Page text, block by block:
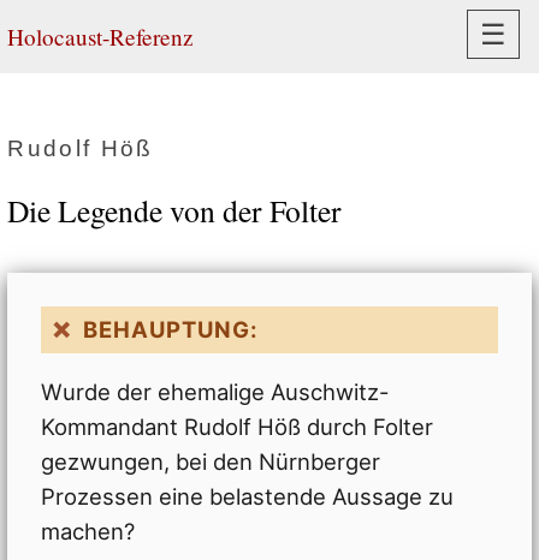
Holocaust-Referenz ☰
Rudolf Höß
Die Legende von der Folter
BEHAUPTUNG:
Wurde der ehemalige Auschwitz-
Kommandant Rudolf Höß durch Folter
gezwungen, bei den Nürnberger
Prozessen eine belastende Aussage zu
machen?